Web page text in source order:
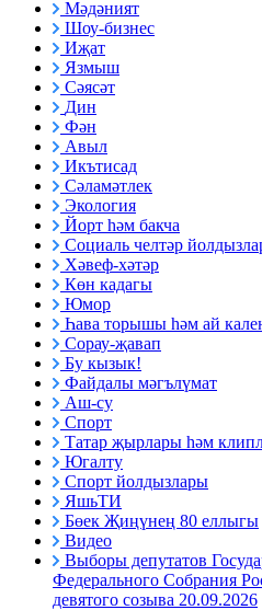
Мәдәният
Шоу-бизнес
Иҗат
Язмыш
Сәясәт
Дин
Фән
Авыл
Икътисад
Сәламәтлек
Экология
Йорт һәм бакча
Социаль челтәр
Хәвеф-хәтәр
Көн кадагы
Юмор
Һава торышы һәм ай
Сорау-җавап
Бу кызык!
Файдалы мәгълүмат
Аш-су
Спорт
Татар җырлары һәм
Югалту
Спорт йолдызлары
ЯшьТИ
Бөек Җиңүнең 80 еллыгы
Видео
Выборы депутатов
Федерального Собрания
девятого созыва 20.09.2026